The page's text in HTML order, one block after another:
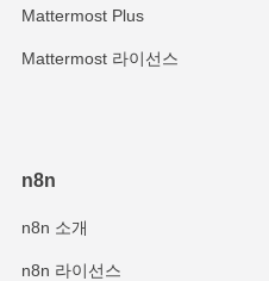
Mattermost Plus
Mattermost 라이선스
n8n
n8n 소개
n8n 라이선스